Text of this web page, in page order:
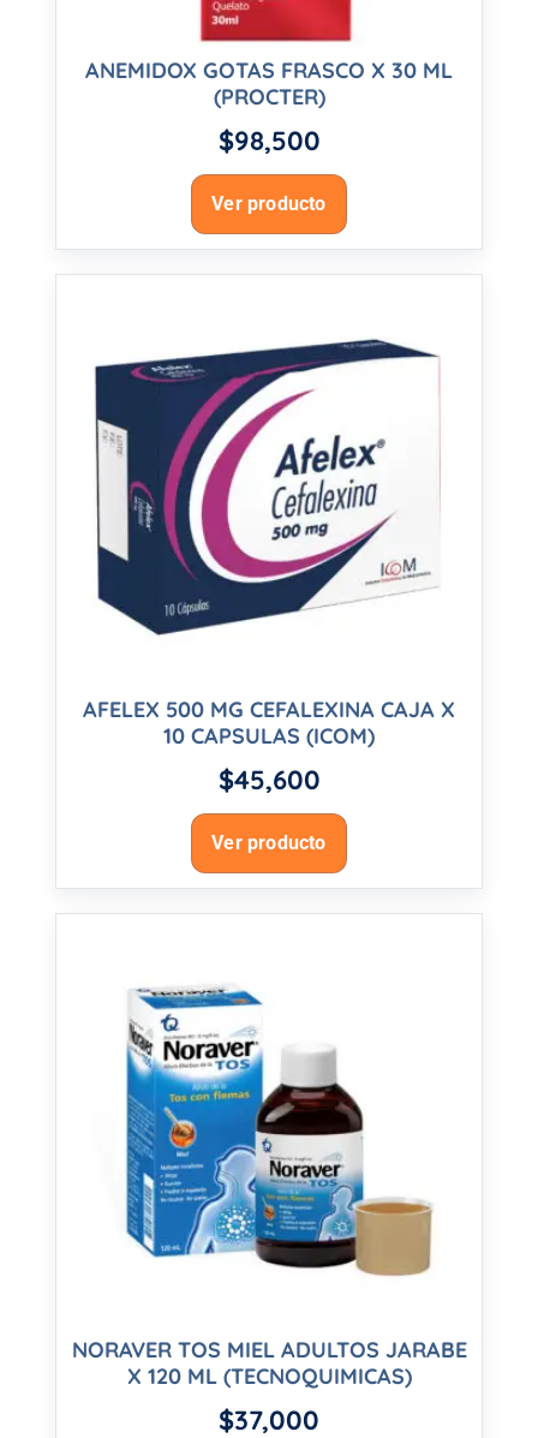
ANEMIDOX GOTAS FRASCO X 30 ML
(PROCTER)
$98,500
Ver producto
AFELEX 500 MG CEFALEXINA CAJA X
10 CAPSULAS (ICOM)
$45,600
Ver producto
NORAVER TOS MIEL ADULTOS JARABE
X 120 ML (TECNOQUIMICAS)
$37,000